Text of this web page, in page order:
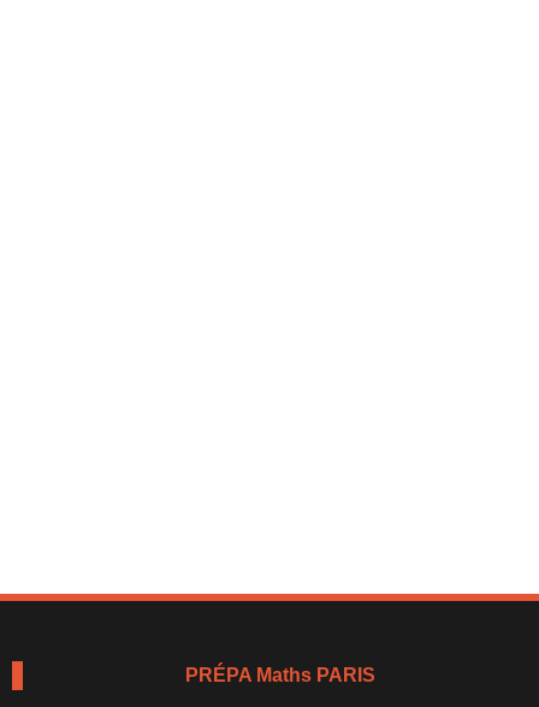
PRÉPA Maths PARIS